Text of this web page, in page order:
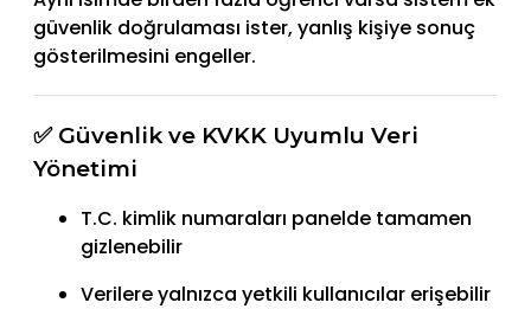
güvenlik doğrulaması ister, yanlış kişiye sonuç
gösterilmesini engeller.
✅ Güvenlik ve KVKK Uyumlu Veri
Yönetimi
T.C. kimlik numaraları panelde tamamen
gizlenebilir
Verilere yalnızca yetkili kullanıcılar erişebilir